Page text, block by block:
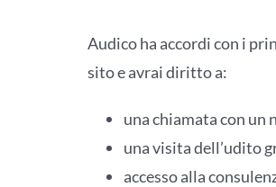
Audico ha accordi con i
sito e avrai diritto a:
una chiamata con un
una visita dell’udito
accesso alla